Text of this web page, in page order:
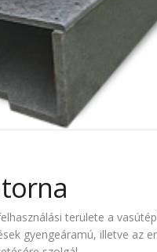
területe a
gyengeáramú, illetve az